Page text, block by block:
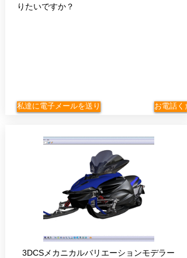
りたいですか？
私達に電子メールを送り お電話く
3DCSメカニカルバリエーションモデラー